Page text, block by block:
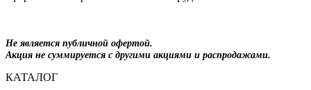
Не является публичной офертой.
Акция не суммируется с другими акциями и распродажами.
КАТАЛОГ